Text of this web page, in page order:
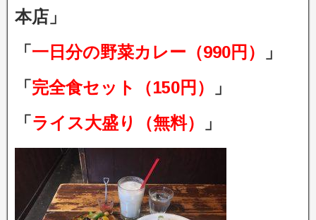
本店」
「 一日分の野菜カレー（990円）
」
「 完全食セット（150円）
」
「 ライス大盛り（無料） 」